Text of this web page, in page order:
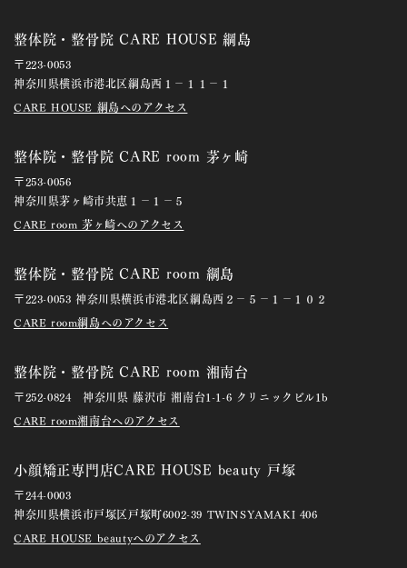
整体院・整骨院 CARE HOUSE 綱島
〒223-0053
神奈川県横浜市港北区綱島西１－１１－１
CARE HOUSE 綱島へのアクセス
整体院・整骨院 CARE room 茅ヶ崎
〒253-0056
神奈川県茅ヶ崎市共恵１－１－５
CARE room 茅ヶ崎へのアクセス
整体院・整骨院 CARE room 綱島
〒223-0053 神奈川県横浜市港北区綱島西２－５－１－１０２
CARE room綱島へのアクセス
整体院・整骨院 CARE room 湘南台
〒252-0824 神奈川県 藤沢市 湘南台1-1-6 クリニックビル1b
CARE room湘南台へのアクセス
小顔矯正専門店CARE HOUSE beauty 戸塚
〒244-0003
神奈川県横浜市戸塚区戸塚町6002-39 TWINSYAMAKI 406
CARE HOUSE beautyへのアクセス